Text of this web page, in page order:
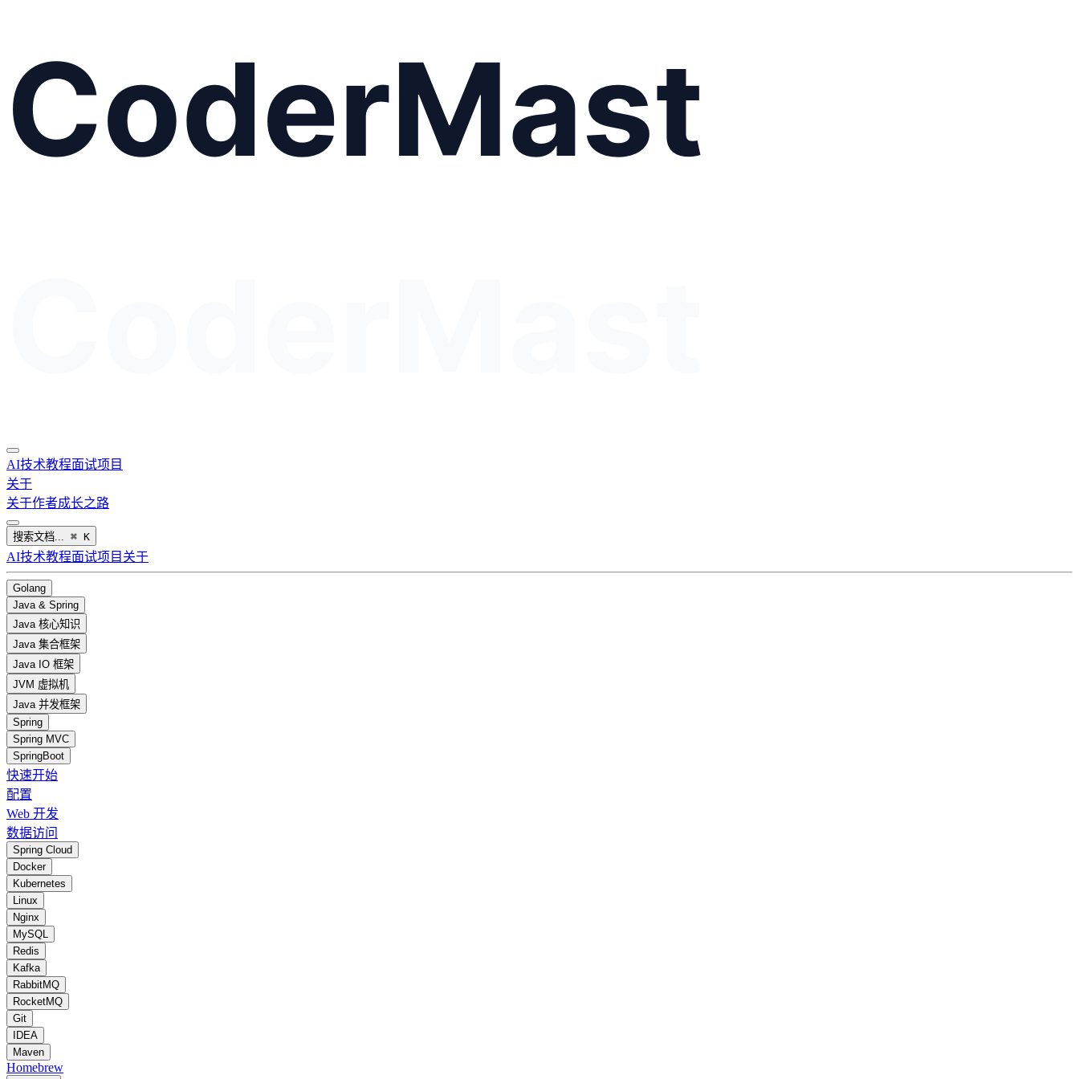
AI技术教程面试项目
关于
关于作者成长之路
搜索文档... ⌘ K
AI技术教程面试项目 关于
Golang
Java & Spring
Java 核心知识
Java 集合框架
Java IO 框架
JVM 虚拟机
Java 并发框架
Spring
Spring MVC
SpringBoot
快速开始
配置
Web 开发
数据访问
Spring Cloud
Docker
Kubernetes
Linux
Nginx
MySQL
Redis
Kafka
RabbitMQ
RocketMQ
Git
IDEA
Maven
Homebrew